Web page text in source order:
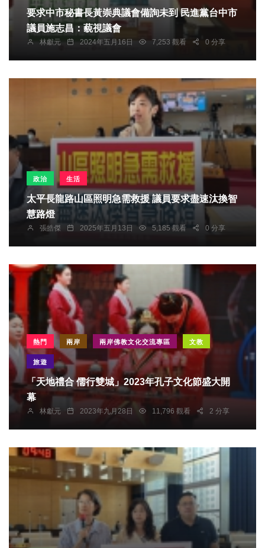
要求中市秘書長黃崇典議會備詢未到 民進黨台中市
議員施志昌：藐視議會
林獻元 2024年五月16日 7,253 觀看 0 分享
政治 生活
太平長龍路山區照明急需救援 議員要求盡速汰換智
慧路燈
張皓傑 2025年五月13日 5,185 觀看 0 分享
熱門 兩岸 兩岸佛教文化交流專區 文教
旅遊
「天地禮合 儒行雙城」2023年孔子文化節盛大開
幕
林獻元 2023年九月28日 11,796 觀看 2 分享